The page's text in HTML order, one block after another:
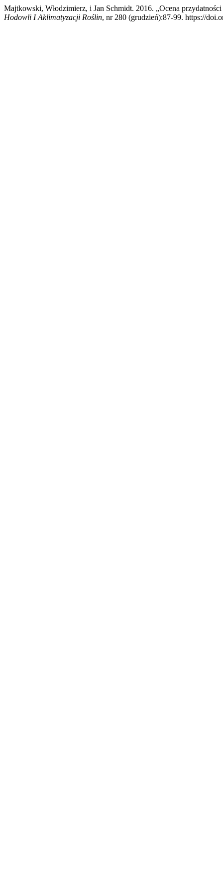
Majtkowski, Włodzimierz, i Jan Schmidt. 2016. „Ocena
Hodowli I Aklimatyzacji Roślin, nr 280 (grudzień):87-99. https://